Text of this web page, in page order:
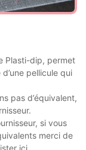
Plasti-dip, permet
pellicule qui
pas d’équivalent,
si vous
merci de